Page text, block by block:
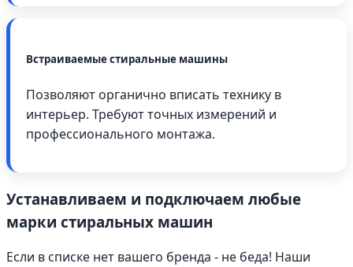
Встраиваемые стиральные машины
Позволяют органично вписать технику в
интерьер. Требуют точных измерений и
профессионального монтажа.
Устанавливаем и подключаем любые
марки стиральных машин
Если в списке нет вашего бренда - не беда! Наши